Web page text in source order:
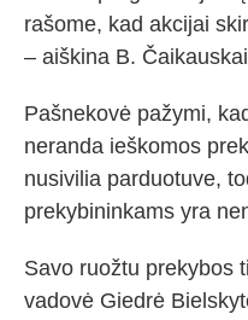
rašome, kad akcijai
– aiškina B.
Pašnekovė pažymi,
neranda ieškomos
nusivilia parduotuve,
prekybininkams yra
Savo ruožtu prekybos
vadovė Giedrė